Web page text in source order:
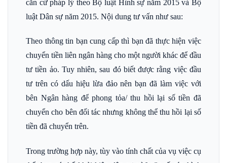
căn cứ pháp lý theo Bộ luật Hình sự năm 2015 và Bộ
luật Dân sự năm 2015. Nội dung tư vấn như sau:
Theo thông tin bạn cung cấp thì bạn đã thực hiện việc
chuyển tiền liên ngân hàng cho một người khác để đầu
tư tiền ảo. Tuy nhiên, sau đó biết được rằng việc đầu
tư trên có dấu hiệu lừa đảo nên bạn đã làm việc với
bên Ngân hàng để phong tỏa/ thu hồi lại số tiền đã
chuyển cho bên đối tác nhưng không thể thu hồi lại số
tiền đã chuyển trên.
Trong trường hợp này, tùy vào tính chất của vụ việc cụ